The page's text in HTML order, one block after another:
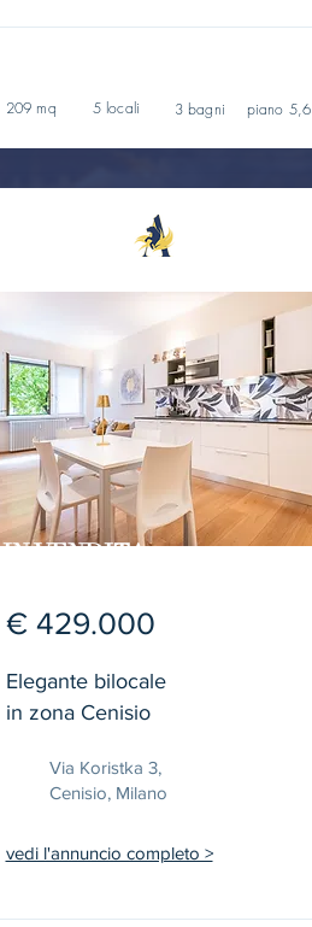
209 mq 5 locali 3 bagni piano 5,6
IN VENDITA
€ 429.000
Elegante bilocale
in zona Cenisio
Via Koristka 3,
Cenisio, Milano
vedi l'annuncio completo >